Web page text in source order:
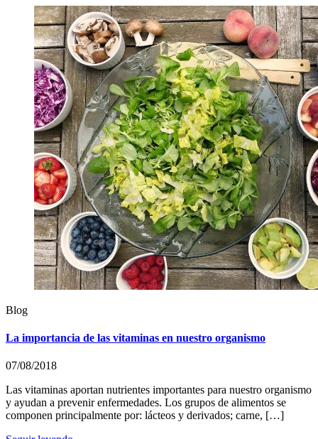
Blog
La importancia de las vitaminas en nuestro organismo
07/08/2018
Las vitaminas aportan nutrientes importantes para nuestro organismo
y ayudan a prevenir enfermedades. Los grupos de alimentos se
componen principalmente por: lácteos y derivados; carne, […]